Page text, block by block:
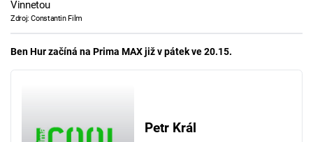
Vinnetou
Zdroj: Constantin Film
Ben Hur začíná na Prima MAX již v pátek ve 20.15.
Petr Král